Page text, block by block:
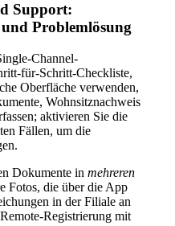
Support:
Problemlösung
Channel-
für-Schritt-Checkliste,
Oberfläche verwenden,
Wohnsitznachweis
aktivieren Sie die
Fällen, um die
Dokumente in mehreren
Fotos, die über die App
in der Filiale an
Registrierung mit